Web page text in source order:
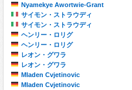
Nyamekye Awortwie-Grant
サイモン・ストラウディ
サイモン・ストラウディ
ヘンリー・ロリグ
ヘンリー・ロリグ
レオン・グワラ
レオン・グワラ
Mladen Cvjetinovic
Mladen Cvjetinovic